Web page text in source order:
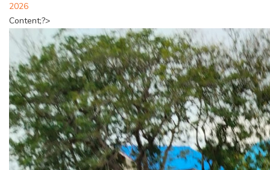
2026
Content;?>